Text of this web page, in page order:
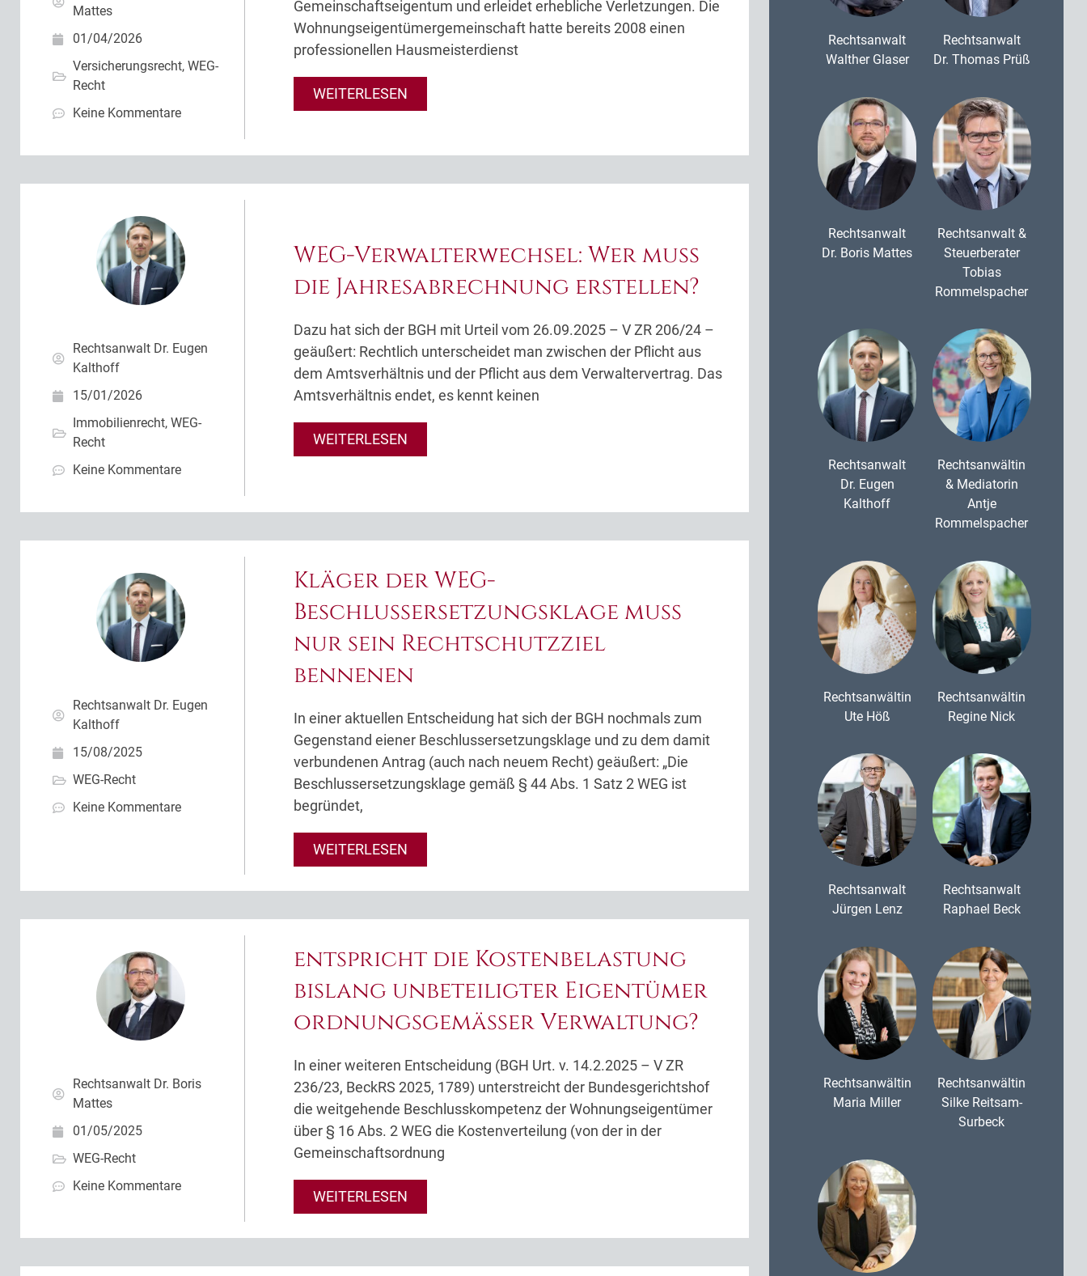
Mattes
01/04/2026
Versicherungsrecht, WEG-
Recht
Keine Kommentare
Gemeinschaftseigentum und erleidet erhebliche Verletzungen. Die
Wohnungseigentümergemeinschaft hatte bereits 2008 einen
professionellen Hausmeisterdienst
WEITERLESEN
Rechtsanwalt Dr. Eugen
Kalthoff
15/01/2026
Immobilienrecht, WEG-
Recht
Keine Kommentare
WEG-Verwalterwechsel: Wer muss
die Jahresabrechnung erstellen?
Dazu hat sich der BGH mit Urteil vom 26.09.2025 – V ZR 206/24 –
geäußert: Rechtlich unterscheidet man zwischen der Pflicht aus
dem Amtsverhältnis und der Pflicht aus dem Verwaltervertrag. Das
Amtsverhältnis endet, es kennt keinen
WEITERLESEN
Rechtsanwalt Dr. Eugen
Kalthoff
15/08/2025
WEG-Recht
Keine Kommentare
Kläger der WEG-
Beschlussersetzungsklage muss
nur sein Rechtschutzziel
bennenen
In einer aktuellen Entscheidung hat sich der BGH nochmals zum
Gegenstand eiener Beschlussersetzungsklage und zu dem damit
verbundenen Antrag (auch nach neuem Recht) geäußert: „Die
Beschlussersetzungsklage gemäß § 44 Abs. 1 Satz 2 WEG ist
begründet,
WEITERLESEN
Rechtsanwalt Dr. Boris
Mattes
01/05/2025
WEG-Recht
Keine Kommentare
entspricht die Kostenbelastung
bislang unbeteiligter Eigentümer
ordnungsgemäßer Verwaltung?
In einer weiteren Entscheidung (BGH Urt. v. 14.2.2025 – V ZR
236/23, BeckRS 2025, 1789) unterstreicht der Bundesgerichtshof
die weitgehende Beschlusskompetenz der Wohnungseigentümer
über § 16 Abs. 2 WEG die Kostenverteilung (von der in der
Gemeinschaftsordnung
WEITERLESEN
Rechtsanwalt
Walther Glaser
Rechtsanwalt
Dr. Thomas Prüß
Rechtsanwalt
Dr. Boris Mattes
Rechtsanwalt &
Steuerberater
Tobias
Rommelspacher
Rechtsanwalt
Dr. Eugen
Kalthoff
Rechtsanwältin
& Mediatorin
Antje
Rommelspacher
Rechtsanwältin
Ute Höß
Rechtsanwältin
Regine Nick
Rechtsanwalt
Jürgen Lenz
Rechtsanwalt
Raphael Beck
Rechtsanwältin
Maria Miller
Rechtsanwältin
Silke Reitsam-
Surbeck